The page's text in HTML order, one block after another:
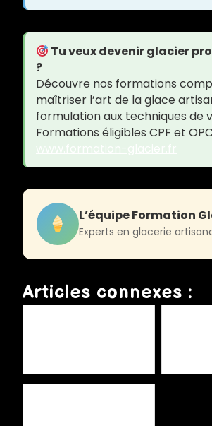
Tu veux devenir glacier
?
Découvre nos formations
maîtriser l’art de la glace
formulation aux techniques de
Formations éligibles CPF et
L’équipe Formation
Experts en glacerie
Articles connexes :